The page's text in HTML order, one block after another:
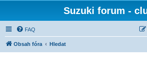
Suzuki forum -
FAQ
Obsah fóra Hledat